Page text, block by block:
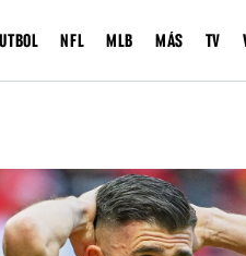
NFL MLB MÁS TV